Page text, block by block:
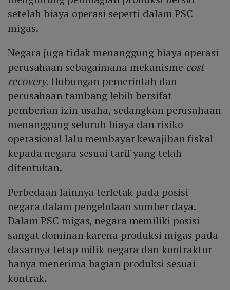
setelah biaya operasi seperti dalam PSC
migas.
Negara juga tidak menanggung biaya operasi
perusahaan sebagaimana mekanisme cost
recovery.Hubungan pemerintah dan
perusahaan tambang lebih bersifat
pemberian izin usaha, sedangkan perusahaan
menanggung seluruh biaya dan risiko
operasional lalu membayar kewajiban fiskal
kepada negara sesuai tarif yang telah
ditentukan.
Perbedaan lainnya terletak pada posisi
negara dalam pengelolaan sumber daya.
Dalam PSC migas, negara memiliki posisi
sangat dominan karena produksi migas pada
dasarnya tetap milik negara dan kontraktor
hanya menerima bagian produksi sesuai
kontrak.